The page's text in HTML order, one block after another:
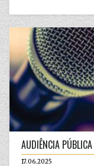
AUDIÊNCIA
17.06.2025